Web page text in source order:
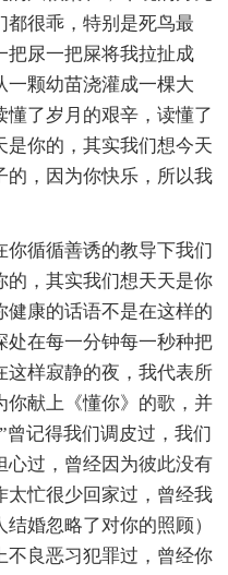
都很乖，特别是死鸟最
把尿一把屎将我拉扯成
一颗幼苗浇灌成一棵大
了岁月的艰辛，读懂了
你的，其实我们想今天
的，因为你快乐，所以我
循循善诱的教导下我们
的，其实我们想天天是你
健康的话语不是在这样的
处在每一分钟每一秒种把
这样寂静的夜，我代表所
你献上《懂你》的歌，并
记得我们调皮过，我们
心过，曾经因为彼此没有
太忙很少回家过，曾经我
婚忽略了对你的照顾）
不良恶习犯罪过，曾经你